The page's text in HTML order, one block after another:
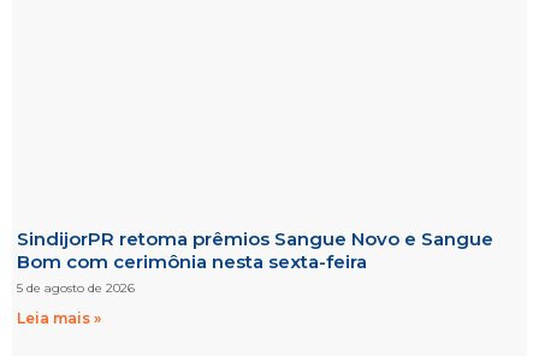
SindijorPR retoma prêmios Sangue Novo e Sangue
Bom com cerimônia nesta sexta-feira
5 de agosto de 2026
Leia mais »